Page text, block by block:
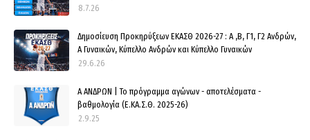
8.7.26
Δημοσίευση Προκηρύξεων ΕΚΑΣΘ 2026-27 : Α ,Β, Γ1, Γ2 Ανδρών,
Α Γυναικών, Κύπελλο Ανδρών και Κύπελλο Γυναικών
29.6.26
Α ΑΝΔΡΩΝ | Το πρόγραμμα αγώνων - αποτελέσματα -
βαθμολογία (Ε.ΚΑ.Σ.Θ. 2025-26)
2.9.25